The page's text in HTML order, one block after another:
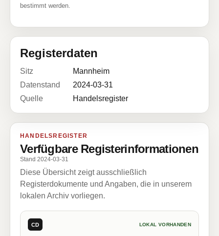
bestimmt werden.
Registerdaten
Sitz
Mannheim
Datenstand
2024-03-31
Quelle
Handelsregister
HANDELSREGISTER
Verfügbare Registerinformationen
Stand 2024-03-31
Diese Übersicht zeigt ausschließlich
Registerdokumente und Angaben, die in unserem
lokalen Archiv vorliegen.
CD LOKAL VORHANDEN